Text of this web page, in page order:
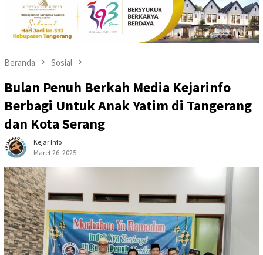
Beranda Sosial
Bulan Penuh Berkah Media Kejarinfo
Berbagi Untuk Anak Yatim di Tangerang
dan Kota Serang
Kejar Info
Maret 26, 2025